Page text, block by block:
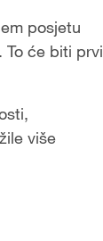
posjetu
To će biti prvi
više